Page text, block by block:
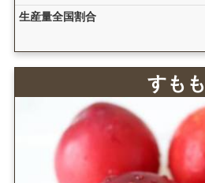
生産量全国割合
すもも